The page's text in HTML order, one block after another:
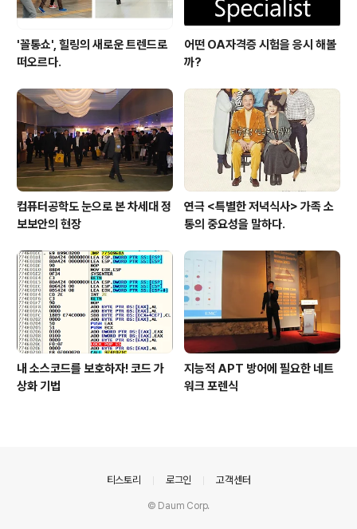
'꼴통쇼', 힐링의 새로운 트렌드로
떠오르다.
어떤 OA자격증 시험을 응시 해볼
까?
컴퓨터공학도 눈으로 본 차세대 정
보보안의 현장
연극 <특별한 저녁식사> 가족 소
통의 중요성을 말하다.
내 소스코드를 보호하자! 코드 가
상화 기법
지능적 APT 방어에 필요한 네트
워크 포렌식
티스토리 로그인 고객센터
© Daum Corp.